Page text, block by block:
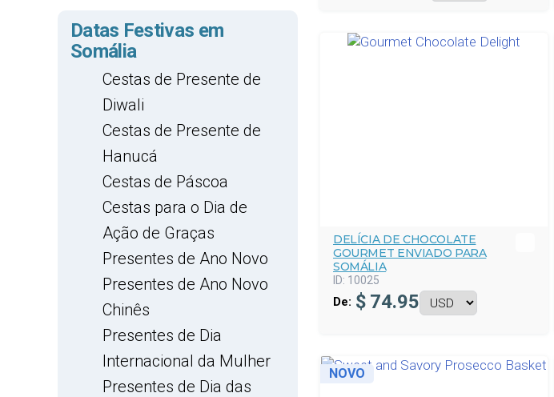
Datas Festivas em
Somália
Cestas de Presente de
Diwali
Cestas de Presente de
Hanucá
Cestas de Páscoa
Cestas para o Dia de
Ação de Graças
Presentes de Ano Novo
Presentes de Ano Novo
Chinês
Presentes de Dia
Internacional da Mulher
Presentes de Dia das
DELÍCIA DE CHOCOLATE
GOURMET ENVIADO PARA
SOMÁLIA
ID: 10025
De: $ 74.95
NOVO